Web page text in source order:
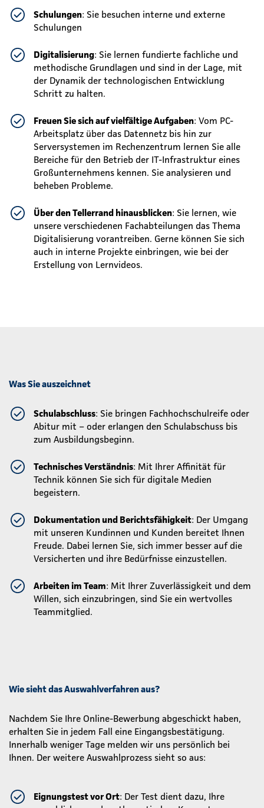
Schulungen: Sie besuchen interne und externe
Schulungen
Digitalisierung: Sie lernen fundierte fachliche und
methodische Grundlagen und sind in der Lage, mit
der Dynamik der technologischen Entwicklung
Schritt zu halten.
Freuen Sie sich auf vielfältige Aufgaben: Vom PC-
Arbeitsplatz über das Datennetz bis hin zur
Serversystemen im Rechenzentrum lernen Sie alle
Bereiche für den Betrieb der IT-Infrastruktur eines
Großunternehmens kennen. Sie analysieren und
beheben Probleme.
Über den Tellerrand hinausblicken: Sie lernen, wie
unsere verschiedenen Fachabteilungen das Thema
Digitalisierung vorantreiben. Gerne können Sie sich
auch in interne Projekte einbringen, wie bei der
Erstellung von Lernvideos.
Was Sie auszeichnet
Schulabschluss: Sie bringen Fachhochschulreife oder
Abitur mit – oder erlangen den Schulabschuss bis
zum Ausbildungsbeginn.
Technisches Verständnis: Mit Ihrer Affinität für
Technik können Sie sich für digitale Medien
begeistern.
Dokumentation und Berichtsfähigkeit: Der Umgang
mit unseren Kundinnen und Kunden bereitet Ihnen
Freude. Dabei lernen Sie, sich immer besser auf die
Versicherten und ihre Bedürfnisse einzustellen.
Arbeiten im Team: Mit Ihrer Zuverlässigkeit und dem
Willen, sich einzubringen, sind Sie ein wertvolles
Teammitglied.
Wie sieht das Auswahlverfahren aus?
Nachdem Sie Ihre Online-Bewerbung abgeschickt haben,
erhalten Sie in jedem Fall eine Eingangsbestätigung.
Innerhalb weniger Tage melden wir uns persönlich bei
Ihnen. Der weitere Auswahlprozess sieht so aus:
Eignungstest vor Ort: Der Test dient dazu, Ihre